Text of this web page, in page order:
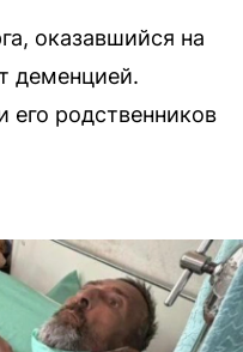
оказавшийся на
деменцией.
его родственников